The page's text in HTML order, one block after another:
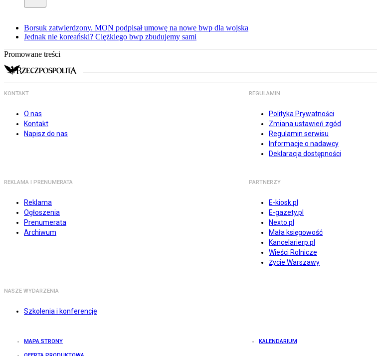
Borsuk zatwierdzony. MON podpisał umowę na nowe bwp dla wojska
Jednak nie koreański? Ciężkiego bwp zbudujemy sami
Promowane treści
KONTAKT
O nas
Kontakt
Napisz do nas
REGULAMIN
Polityka Prywatności
Zmiana ustawień zgód
Regulamin serwisu
Informacje o nadawcy
Deklaracja dostępności
REKLAMA I PRENUMERATA
Reklama
Ogłoszenia
Prenumerata
Archiwum
PARTNERZY
E-kiosk.pl
E-gazety.pl
Nexto.pl
Mała księgowość
Kancelarierp.pl
Wieści Rolnicze
Życie Warszawy
NASZE WYDARZENIA
Szkolenia i konferencje
MAPA STRONY KALENDARIUM